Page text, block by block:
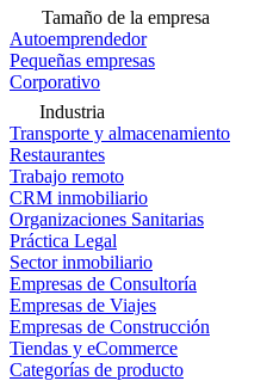
Tamaño de la empresa
Autoemprendedor
Pequeñas empresas
Corporativo
Industria
Transporte y almacenamiento
Restaurantes
Trabajo remoto
CRM inmobiliario
Organizaciones Sanitarias
Práctica Legal
Sector inmobiliario
Empresas de Consultoría
Empresas de Viajes
Empresas de Construcción
Tiendas y eCommerce
Categorías de producto